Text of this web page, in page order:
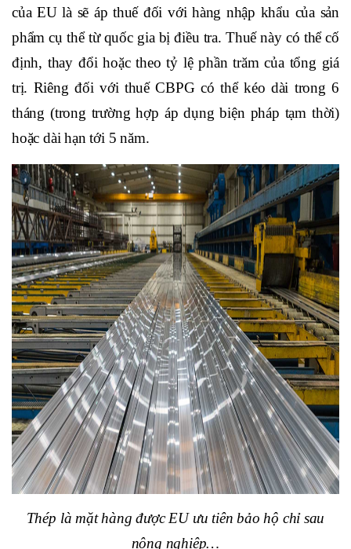
của EU là sẽ áp thuế đối với hàng nhập khẩu của sản
phẩm cụ thể từ quốc gia bị điều tra. Thuế này có thể cố
định, thay đổi hoặc theo tỷ lệ phần trăm của tổng giá
trị. Riêng đối với thuế CBPG có thể kéo dài trong 6
tháng (trong trường hợp áp dụng biện pháp tạm thời)
hoặc dài hạn tới 5 năm.
Thép là mặt hàng được EU ưu tiên bảo hộ chỉ sau
nông nghiệp…